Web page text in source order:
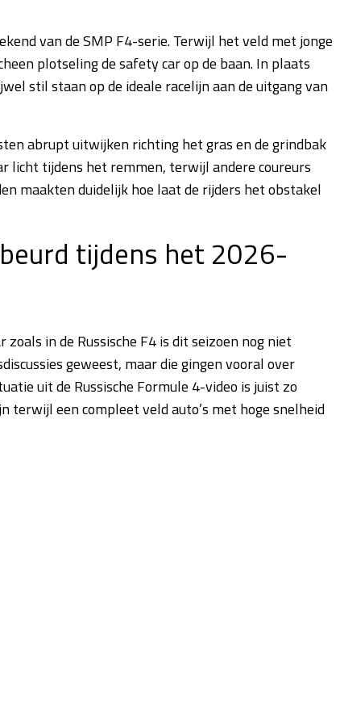
van de SMP F4-serie. Terwijl het veld met jonge
plotseling de safety car op de baan. In plaats
stil staan op de ideale racelijn aan de uitgang van
abrupt uitwijken richting het gras en de grindbak
licht tijdens het remmen, terwijl andere coureurs
maakten duidelijk hoe laat de rijders het obstakel
tijdens het 2026-
in de Russische F4 is dit seizoen nog niet
geweest, maar die gingen vooral over
uit de Russische Formule 4-video is juist zo
een compleet veld auto’s met hoge snelheid